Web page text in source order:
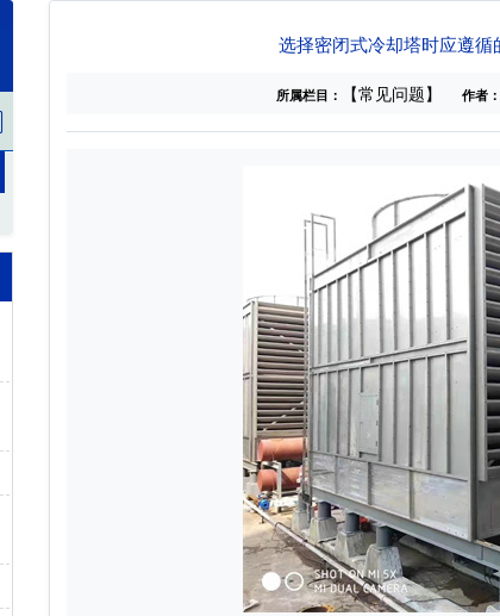
选择密闭式冷却塔时应遵
所属栏目： 【常见问题】 作者：